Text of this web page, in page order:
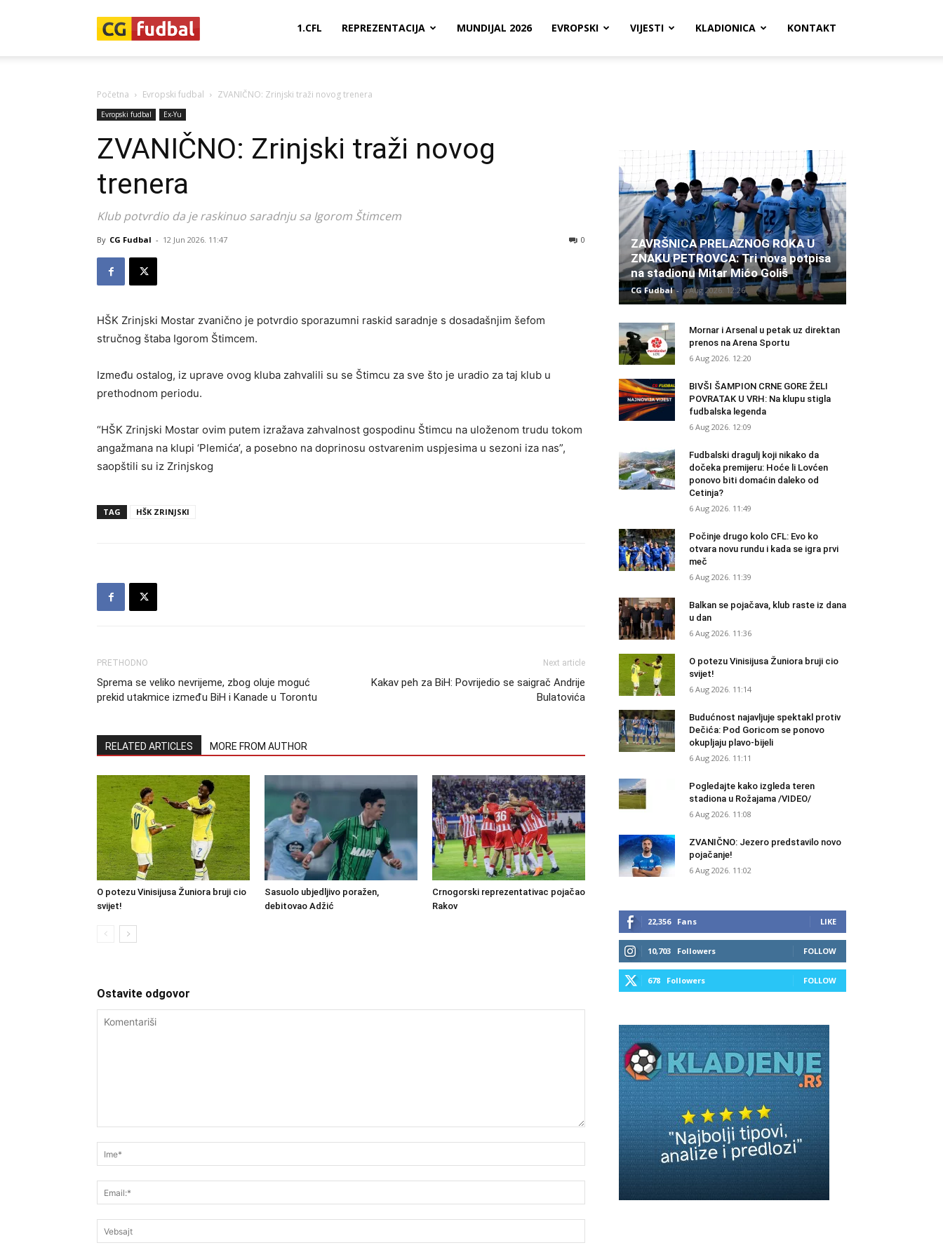
1.CFL REPREZENTACIJA MUNDIJAL 2026 EVROPSKI VIJESTI KLADIONICA KONTAKT
Početna Evropski fudbal ZVANIČNO: Zrinjski traži novog trenera
Evropski fudbal Ex-Yu
ZVANIČNO: Zrinjski traži novog
trenera
Klub potvrdio da je raskinuo saradnju sa Igorom Štimcem
By CG Fudbal - 12 Jun 2026. 11:47 0
HŠK Zrinjski Mostar zvanično je potvrdio sporazumni raskid saradnje s dosadašnjim šefom
stručnog štaba Igorom Štimcem.
Između ostalog, iz uprave ovog kluba zahvalili su se Štimcu za sve što je uradio za taj klub u
prethodnom periodu.
“HŠK Zrinjski Mostar ovim putem izražava zahvalnost gospodinu Štimcu na uloženom trudu tokom
angažmana na klupi ‘Plemića’, a posebno na doprinosu ostvarenim uspjesima u sezoni iza nas”,
saopštili su iz Zrinjskog
TAG HŠK ZRINJSKI
PRETHODNO
Sprema se veliko nevrijeme, zbog oluje moguć
prekid utakmice između BiH i Kanade u Torontu
Next article
Kakav peh za BiH: Povrijedio se saigrač Andrije
Bulatovića
RELATED ARTICLES MORE FROM AUTHOR
O potezu Vinisijusa Žuniora bruji cio
svijet!
Sasuolo ubjedljivo poražen,
debitovao Adžić
Crnogorski reprezentativac pojačao
Rakov
Ostavite odgovor
ZAVRŠNICA PRELAZNOG ROKA U
ZNAKU PETROVCA: Tri nova potpisa
na stadionu Mitar Mićo Goliš
CG Fudbal - 6 Aug 2026. 12:26
Mornar i Arsenal u petak uz direktan
prenos na Arena Sportu
6 Aug 2026. 12:20
BIVŠI ŠAMPION CRNE GORE ŽELI
POVRATAK U VRH: Na klupu stigla
fudbalska legenda
6 Aug 2026. 12:09
Fudbalski dragulj koji nikako da
dočeka premijeru: Hoće li Lovćen
ponovo biti domaćin daleko od
Cetinja?
6 Aug 2026. 11:49
Počinje drugo kolo CFL: Evo ko
otvara novu rundu i kada se igra prvi
meč
6 Aug 2026. 11:39
Balkan se pojačava, klub raste iz dana
u dan
6 Aug 2026. 11:36
O potezu Vinisijusa Žuniora bruji cio
svijet!
6 Aug 2026. 11:14
Budućnost najavljuje spektakl protiv
Dečića: Pod Goricom se ponovo
okupljaju plavo-bijeli
6 Aug 2026. 11:11
Pogledajte kako izgleda teren
stadiona u Rožajama /VIDEO/
6 Aug 2026. 11:08
ZVANIČNO: Jezero predstavilo novo
pojačanje!
6 Aug 2026. 11:02
22,356 Fans LIKE
10,703 Followers FOLLOW
678 Followers FOLLOW